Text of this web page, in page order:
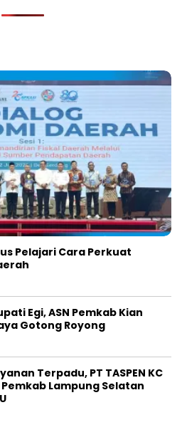
Pelajari Cara Perkuat
Egi, ASN Pemkab Kian
Gotong Royong
Terpadu, PT TASPEN KC
Lampung Selatan